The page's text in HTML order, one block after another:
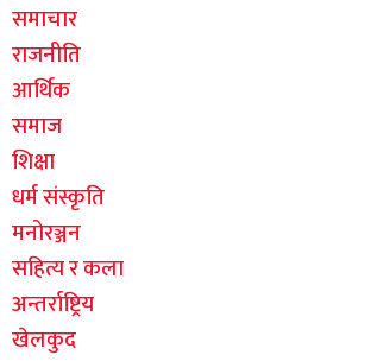
समाचार
राजनीति
आर्थिक
समाज
शिक्षा
धर्म संस्कृति
मनोरञ्जन
सहित्य र कला
अन्तर्राष्ट्रिय
खेलकुद